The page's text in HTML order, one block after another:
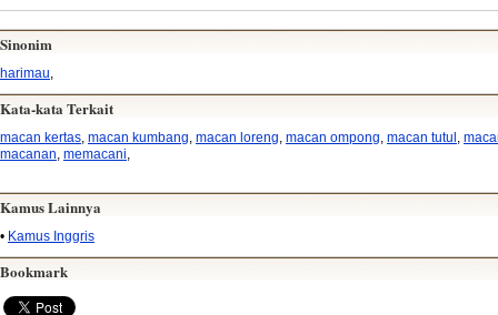
Sinonim
harimau
Kata-kata Terkait
macan kertas, macan kumbang, macan loreng, macan ompong, macan tutul ,
macanan, memacani,
Kamus Lainnya
• Kamus Inggris
Bookmark